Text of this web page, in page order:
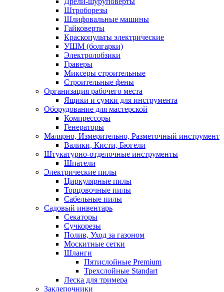
Штроборезы
Шлифовальные машины
Гайковерты
Краскопульты электрические
УШМ (болгарки)
Электролобзики
Граверы
Миксеры строительные
Строительные фены
Организация рабочего места
Ящики и сумки для инструмента
Оборудование для мастерской
Компрессоры
Генераторы
Малярно, Измерительно, Разметочный инструмент
Валики, Кисти, Бюгели
Штукатурно-отделочные инструменты
Шпатели
Электрические пилы
Циркулярные пилы
Торцовочные пилы
Сабельные пилы
Садовый инвентарь
Секаторы
Сучкорезы
Полив, Уход за газоном
Москитные сетки
Шланги
Пятислойные Premium
Трехслойные Standart
Леска для тримера
Заклепочники